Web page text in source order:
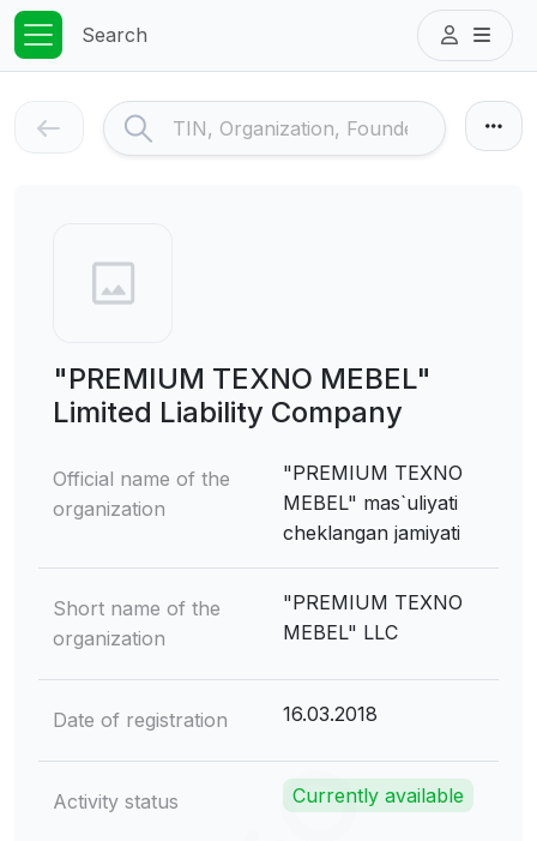
Search
"PREMIUM TEXNO MEBEL"
Limited Liability Company
Official name of the
organization
"PREMIUM TEXNO
MEBEL" mas`uliyati
cheklangan jamiyati
Short name of the
organization
"PREMIUM TEXNO
MEBEL" LLC
Date of registration 16.03.2018
Activity status Currently available